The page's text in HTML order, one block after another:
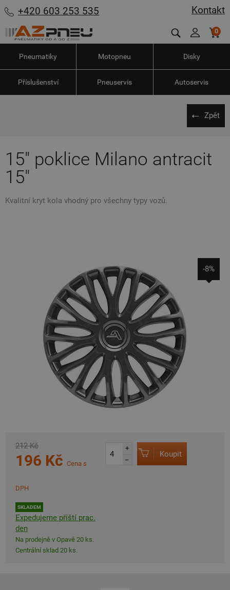
Kontakt
+420 603 253 535
0
Pneumatiky Motopneu Disky
Příslušenství Pneuservis Autoservis
Zpět
15" poklice Milano antracit
15"
Kvalitní kryt kola vhodný pro všechny typy vozů.
-8%
212 Kč
196 Kč Cena s
DPH
SKLADEM
Expedujeme příští prac.
den
Na prodejně v Opavě 20 ks.
Centrální sklad 20 ks.
+
–
Koupit